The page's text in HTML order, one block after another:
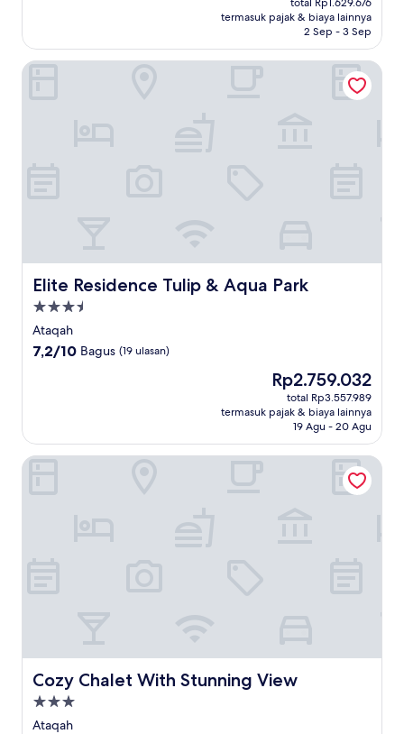
Rp1.263.739
termasuk pajak & biaya lainnya
2 Sep - 3 Sep
Elite Residence Tulip & Aqua Park
Elite Residence Tulip & Aqua Park
Properti
bintang
3.5
Ataqah
7.2
7,2/10 Bagus (19 ulasan)
Harga
sekarang
Rp2.759.032
Rp2.759.032
total Rp3.557.989
termasuk pajak & biaya lainnya
19 Agu - 20 Agu
Elite Residence Tulip & Aqua Park
Cozy Chalet With Stunning View
Cozy Chalet With Stunning View
Properti
bintang
Ataqah
Cozy Chalet With Stunning View